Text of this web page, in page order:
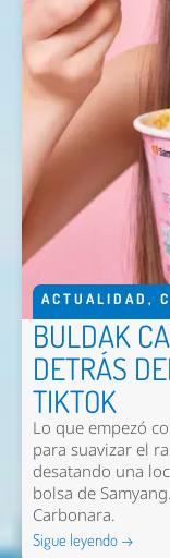
ACTUALIDAD ,
BULDAK
DETRÁS
TIKTOK
Lo que empezó
para suavizar el
desatando una
bolsa de
Carbonara.
Sigue leyendo →